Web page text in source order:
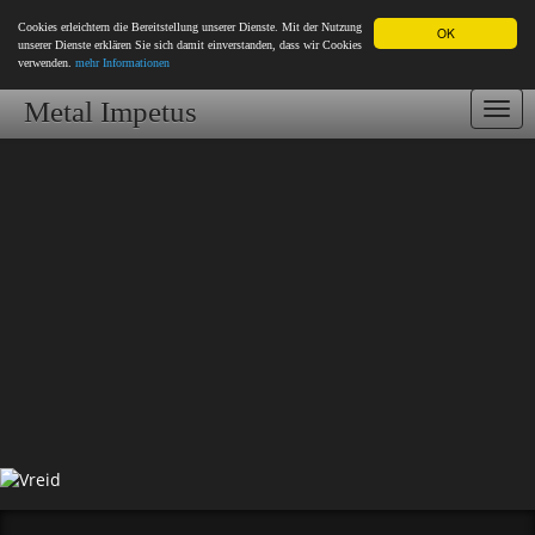
OK
Cookies erleichtern die Bereitstellung unserer Dienste. Mit der Nutzung
unserer Dienste erklären Sie sich damit einverstanden, dass wir Cookies
verwenden. mehr Informationen
Metal Impetus